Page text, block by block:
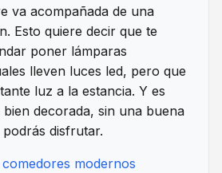
va acompañada de una
Esto quiere decir que te
poner lámparas
lleven luces led, pero que
luz a la estancia. Y es
decorada, sin una buena
disfrutar.